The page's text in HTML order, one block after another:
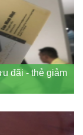
đãi - thẻ giảm